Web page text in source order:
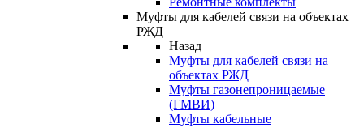
Муфты для кабелей связи на объектах
РЖД
Назад
Муфты для кабелей связи на
объектах РЖД
Муфты газонепроницаемые
(ГМВИ)
Муфты кабельные